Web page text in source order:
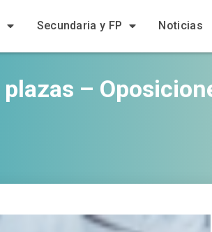
Secundaria y FP Noticias
–